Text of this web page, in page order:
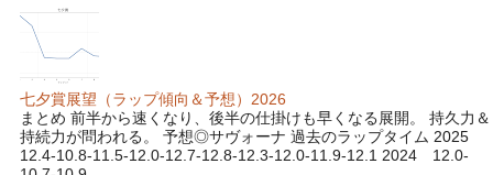
七夕賞展望（ラップ傾向＆予想）2026
まとめ 前半から速くなり、後半の仕掛けも早くなる展開。 持久力＆
持続力が問われる。 予想◎サヴォーナ 過去のラップタイム 2025
12.4-10.8-11.5-12.0-12.7-12.8-12.3-12.0-11.9-12.1 2024 12.0-